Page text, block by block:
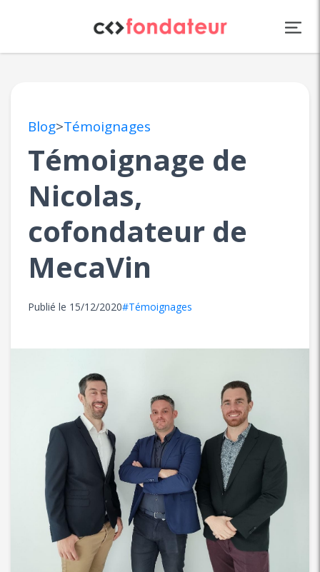
Blog>Témoignages
Témoignage de
Nicolas,
cofondateur de
MecaVin
Publié le 15/12/2020#Témoignages